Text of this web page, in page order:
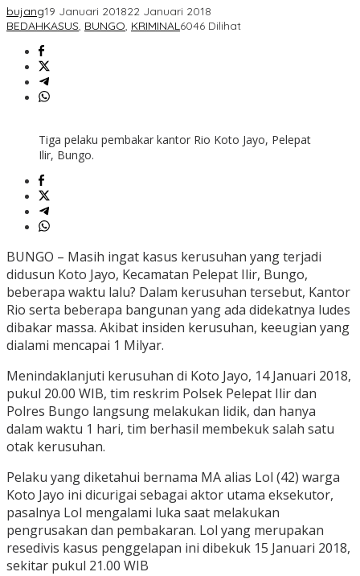
bujang19 Januari 201822 Januari 2018
BEDAHKASUS, BUNGO, KRIMINAL6046 Dilihat
Tiga pelaku pembakar kantor Rio Koto Jayo, Pelepat
Ilir, Bungo.
BUNGO – Masih ingat kasus kerusuhan yang terjadi
didusun Koto Jayo, Kecamatan Pelepat Ilir, Bungo,
beberapa waktu lalu? Dalam kerusuhan tersebut, Kantor
Rio serta beberapa bangunan yang ada didekatnya ludes
dibakar massa. Akibat insiden kerusuhan, keeugian yang
dialami mencapai 1 Milyar.
Menindaklanjuti kerusuhan di Koto Jayo, 14 Januari 2018,
pukul 20.00 WIB, tim reskrim Polsek Pelepat Ilir dan
Polres Bungo langsung melakukan lidik, dan hanya
dalam waktu 1 hari, tim berhasil membekuk salah satu
otak kerusuhan.
Pelaku yang diketahui bernama MA alias Lol (42) warga
Koto Jayo ini dicurigai sebagai aktor utama eksekutor,
pasalnya Lol mengalami luka saat melakukan
pengrusakan dan pembakaran. Lol yang merupakan
resedivis kasus penggelapan ini dibekuk 15 Januari 2018,
sekitar pukul 21.00 WIB